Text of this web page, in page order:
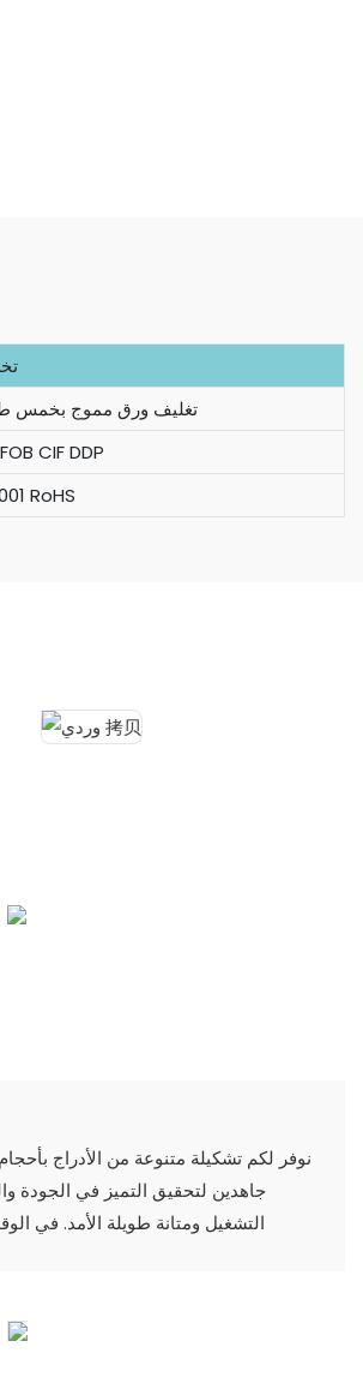
تغليف ورق مموج بخمس
CIF DDP
RoHS
نوفر لكم تشكيلة متنوعة من الأدراج
جاهدين لتحقيق التميز في الجودة
التشغيل ومتانة طويلة الأمد. في